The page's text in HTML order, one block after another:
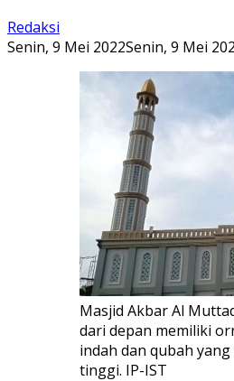
Redaksi
Senin, 9 Mei 2022Senin, 9 Mei
Masjid Akbar Al
dari depan memiliki
indah dan qubah
tinggi. IP-IST